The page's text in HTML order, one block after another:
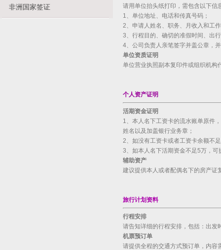
非洲国家签证
请用单位抬头纸打印，需包含以下信
1、单位地址、电话和传真号码；
2、申请人姓名、职务、月收入和工
3、行程目的、确切的准假时间、出
4、公司负责人亲笔签字并盖公章，
单位资质证明
单位营业执照副本复印件或组织机构
个人资产证明
活期资金证明
1、本人名下工资卡的流水账单原件
姓名以及加盖银行业务章；
2、如没有工资卡或者工资卡余额不
3、如本人名下活期资金不足5万，
辅助资产
建议提供本人或者配偶名下的房产证
旅行计划资料
行程安排
请告知详细的行程安排，包括：出发
机票预订单
请提供全程的交通方式预订单，内容